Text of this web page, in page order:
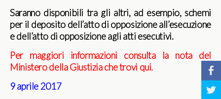
Saranno disponibili tra gli altri, ad esempio, schemi
per il deposito dell’atto di opposizione all’esecuzione
e dell’atto di opposizione agli atti esecutivi.
Per maggiori informazioni consulta la nota del
Ministero della Giustizia che trovi qui.
9 aprile 2017
b
a